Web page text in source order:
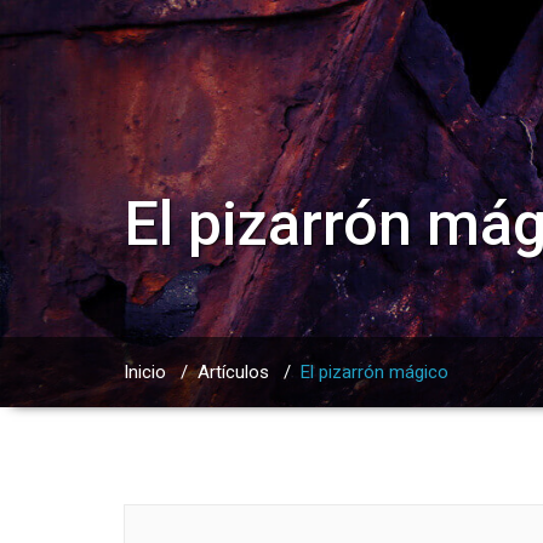
El pizarrón
Inicio/Artículos / El pizarrón mágico